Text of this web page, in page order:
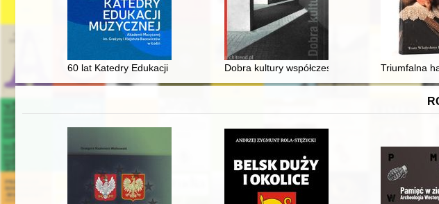
60 lat Katedry Edukacji Muzycznej Akademii Muzycznej im. Grażyny i Kiejstuta
Dobra kultury współczesnej w województwie
Triumfalna